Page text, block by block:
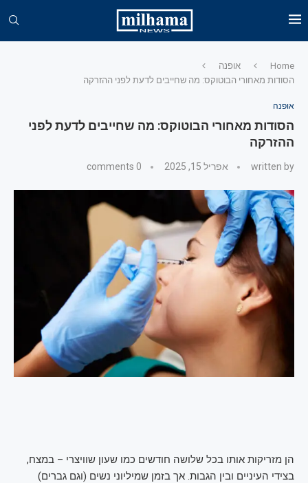
Home
אופנה
הסודות מאחורי הבוטוקס: מה שחייבים לדעת לפני ההזרקה
אופנה
הסודות מאחורי הבוטוקס: מה שחייבים לדעת לפני
ההזרקה
written by אפריל 15, 2025 0 comments
הן מזריקות אותו בכל שלושה חודשים כמו שעון שוויצרי – במצח,
בצידי העיניים ובין הגבות. אך בזמן שמיליוני נשים (וגם גברים)